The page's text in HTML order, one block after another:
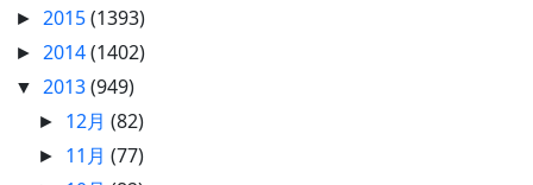
► 2015(1393)
► 2014(1402)
▼ 2013(949)
► 12月(82)
► 11月(77)